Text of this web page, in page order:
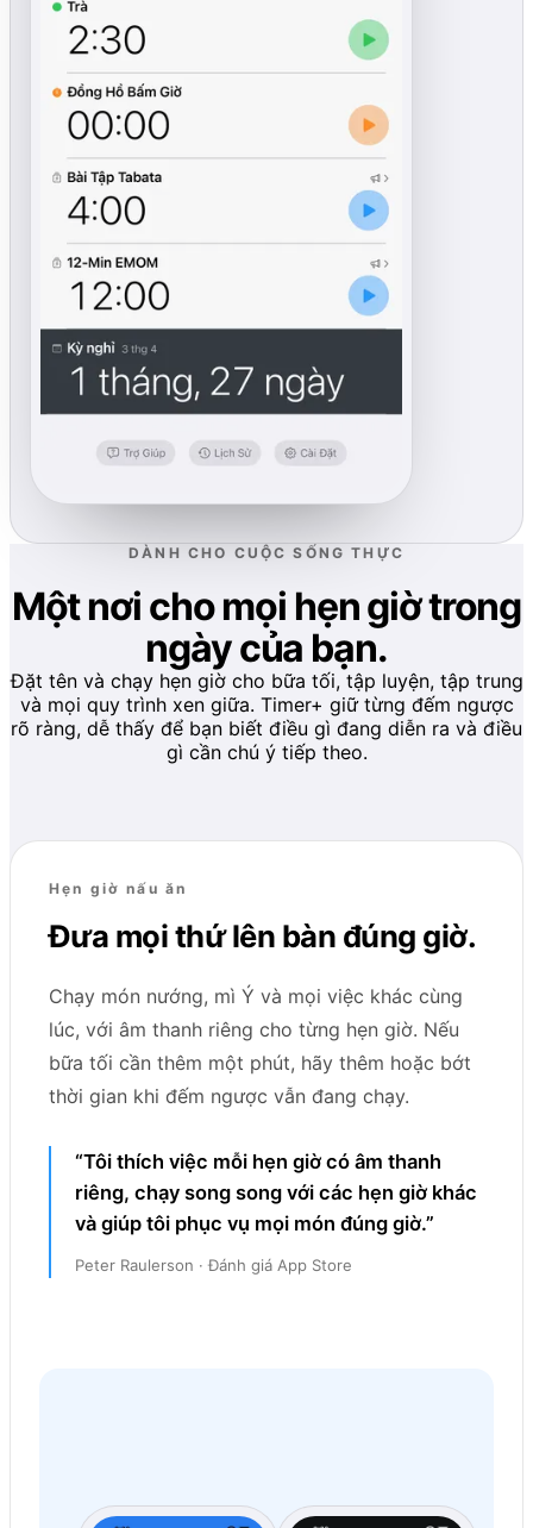
DÀNH CHO CUỘC SỐNG THỰC
Một nơi cho mọi hẹn giờ trong
ngày của bạn.
Đặt tên và chạy hẹn giờ cho bữa tối, tập luyện, tập trung
và mọi quy trình xen giữa. Timer+ giữ từng đếm ngược
rõ ràng, dễ thấy để bạn biết điều gì đang diễn ra và điều
gì cần chú ý tiếp theo.
Hẹn giờ nấu ăn
Đưa mọi thứ lên bàn đúng giờ.
Chạy món nướng, mì Ý và mọi việc khác cùng
lúc, với âm thanh riêng cho từng hẹn giờ. Nếu
bữa tối cần thêm một phút, hãy thêm hoặc bớt
thời gian khi đếm ngược vẫn đang chạy.
“Tôi thích việc mỗi hẹn giờ có âm thanh
riêng, chạy song song với các hẹn giờ khác
và giúp tôi phục vụ mọi món đúng giờ.”
Peter Raulerson · Đánh giá App Store